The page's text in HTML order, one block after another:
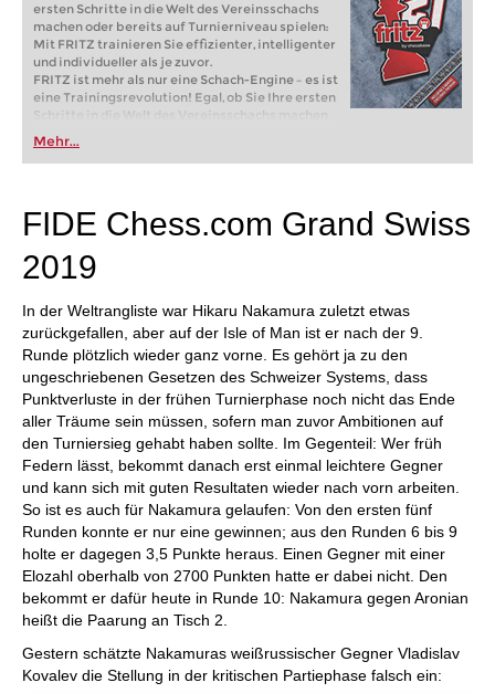
ersten Schritte in die Welt des Vereinsschachs
machen oder bereits auf Turnierniveau spielen:
Mit FRITZ trainieren Sie effizienter, intelligenter
und individueller als je zuvor.
FRITZ ist mehr als nur eine Schach-Engine – es ist
eine Trainingsrevolution! Egal, ob Sie Ihre ersten
Schritte in die Welt des Vereinsschachs machen
oder bereits auf Turnierniveau spielen: Mit
FRITZ trainieren Sie effizienter, intelligenter und
individueller als je zuvor.
Mehr...
FIDE Chess.com Grand Swiss
2019
In der Weltrangliste war Hikaru Nakamura zuletzt etwas
zurückgefallen, aber auf der Isle of Man ist er nach der 9.
Runde plötzlich wieder ganz vorne. Es gehört ja zu den
ungeschriebenen Gesetzen des Schweizer Systems, dass
Punktverluste in der frühen Turnierphase noch nicht das Ende
aller Träume sein müssen, sofern man zuvor Ambitionen auf
den Turniersieg gehabt haben sollte. Im Gegenteil: Wer früh
Federn lässt, bekommt danach erst einmal leichtere Gegner
und kann sich mit guten Resultaten wieder nach vorn arbeiten.
So ist es auch für Nakamura gelaufen: Von den ersten fünf
Runden konnte er nur eine gewinnen; aus den Runden 6 bis 9
holte er dagegen 3,5 Punkte heraus. Einen Gegner mit einer
Elozahl oberhalb von 2700 Punkten hatte er dabei nicht. Den
bekommt er dafür heute in Runde 10: Nakamura gegen Aronian
heißt die Paarung an Tisch 2.
Gestern schätzte Nakamuras weißrussischer Gegner Vladislav
Kovalev die Stellung in der kritischen Partiephase falsch ein: